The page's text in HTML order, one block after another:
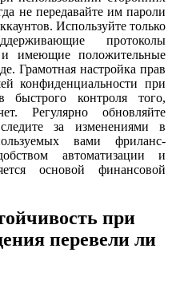
не передавайте им пароли
Используйте только
протоколы
имеющие положительные
Грамотная настройка прав
конфиденциальности при
быстрого контроля того,
Регулярно обновляйте
за изменениями в
вами фриланс-
автоматизации и
основой финансовой
при
перевели ли